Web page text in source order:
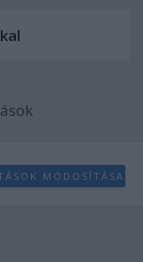
MÓDOSÍTÁSA